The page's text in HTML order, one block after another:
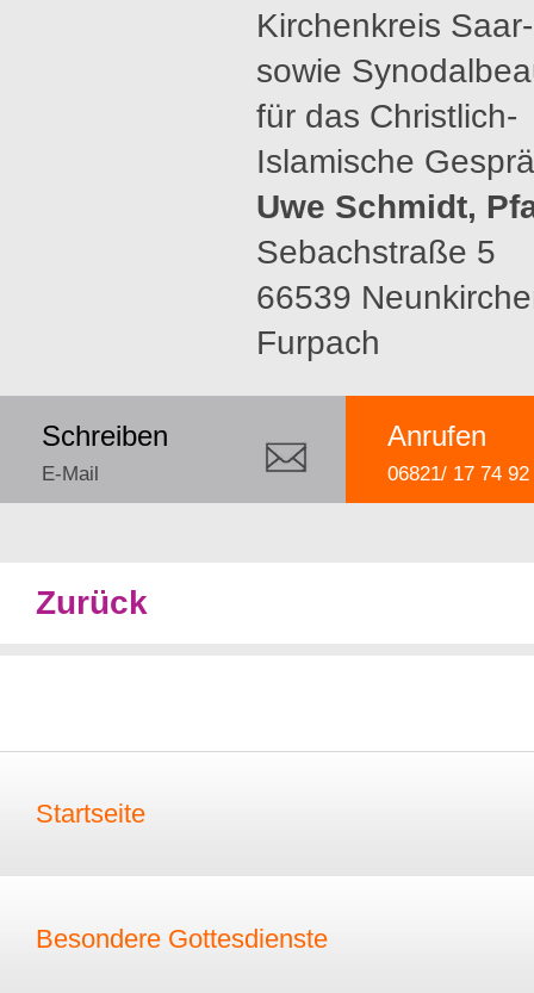
Kirchenkreis
sowie
für das Christlich-
Islamische
Uwe Schmidt,
Sebachstraße 5
66539
Furpach
Anrufen
06821/ 17 74 92
Schreiben
E-Mail
Zurück
Startseite
Besondere Gottesdienste